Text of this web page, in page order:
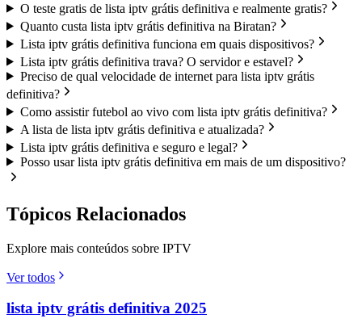
O teste gratis de lista iptv grátis definitiva e realmente gratis?
Quanto custa lista iptv grátis definitiva na Biratan?
Lista iptv grátis definitiva funciona em quais dispositivos?
Lista iptv grátis definitiva trava? O servidor e estavel?
Preciso de qual velocidade de internet para lista iptv grátis
definitiva?
Como assistir futebol ao vivo com lista iptv grátis definitiva?
A lista de lista iptv grátis definitiva e atualizada?
Lista iptv grátis definitiva e seguro e legal?
Posso usar lista iptv grátis definitiva em mais de um dispositivo?
Tópicos Relacionados
Explore mais conteúdos sobre IPTV
Ver todos
lista iptv grátis definitiva 2025